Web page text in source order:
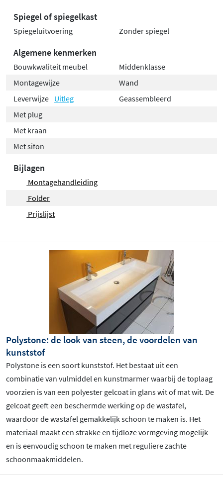
Spiegel of spiegelkast
Spiegeluitvoering Zonder spiegel
Algemene kenmerken
Bouwkwaliteit meubel
Middenklasse
Montagewijze
Wand
Leverwijze Uitleg
Geassembleerd
Met plug
Met kraan
Met sifon
Bijlagen
Montagehandleiding
Folder
Prijslijst
Polystone: de look van steen, de voordelen van
kunststof
Polystone is een soort kunststof. Het bestaat uit een
combinatie van vulmiddel en kunstmarmer waarbij de toplaag
voorzien is van een polyester gelcoat in glans wit of mat wit. De
gelcoat geeft een beschermde werking op de wastafel,
waardoor de wastafel gemakkelijk schoon te maken is. Het
materiaal maakt een strakke en tijdloze vormgeving mogelijk
en is eenvoudig schoon te maken met reguliere zachte
schoonmaakmiddelen.